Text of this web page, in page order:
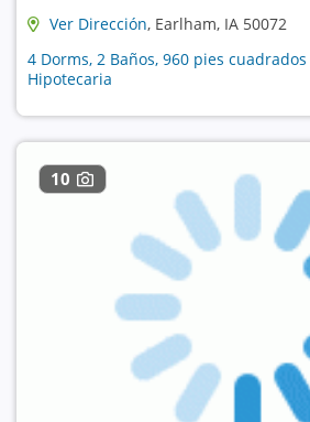
Ver Dirección, Earlham, IA 50072
4 Dorms, 2 Baños, 960 pies
Hipotecaria
10